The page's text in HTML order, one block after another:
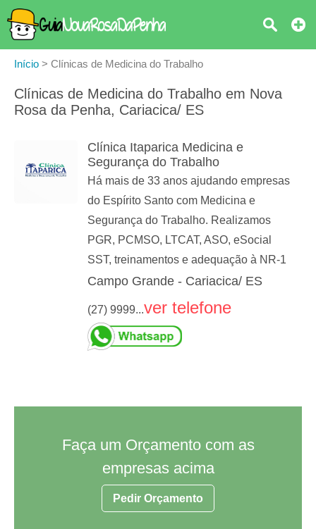
Início > Clínicas de Medicina do Trabalho
Clínicas de Medicina do Trabalho em Nova
Rosa da Penha, Cariacica/ ES
Clínica Itaparica Medicina e
Segurança do Trabalho
Há mais de 33 anos ajudando empresas
do Espírito Santo com Medicina e
Segurança do Trabalho. Realizamos
PGR, PCMSO, LTCAT, ASO, eSocial
SST, treinamentos e adequação à NR-1
Campo Grande - Cariacica/ ES
(27) 9999...ver telefone
Faça um Orçamento com as
empresas acima
Pedir Orçamento